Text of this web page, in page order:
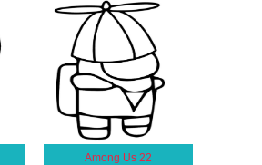
Among Us 22